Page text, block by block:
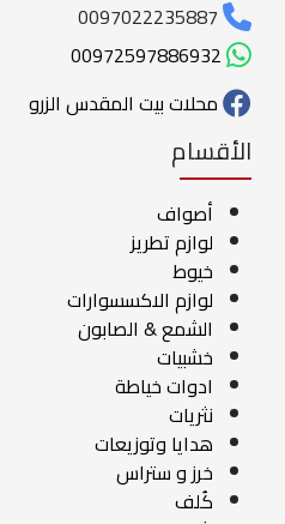
محلات بيت المقدس الزرو
الأقسام
أصواف
لوازم تطريز
خيوط
لوازم الاكسسوارات
الشمع & الصابون
خشبيات
ادوات خياطة
نثريات
هدايا وتوزيعات
خرز و ستراس
كُلف